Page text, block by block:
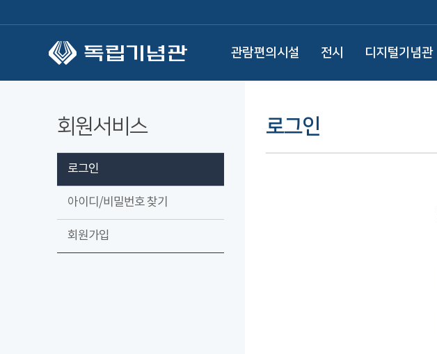
관람편의시설 전시 디지털기념관
회원서비스
로그인
아이디/비밀번호 찾기
회원가입
로그인